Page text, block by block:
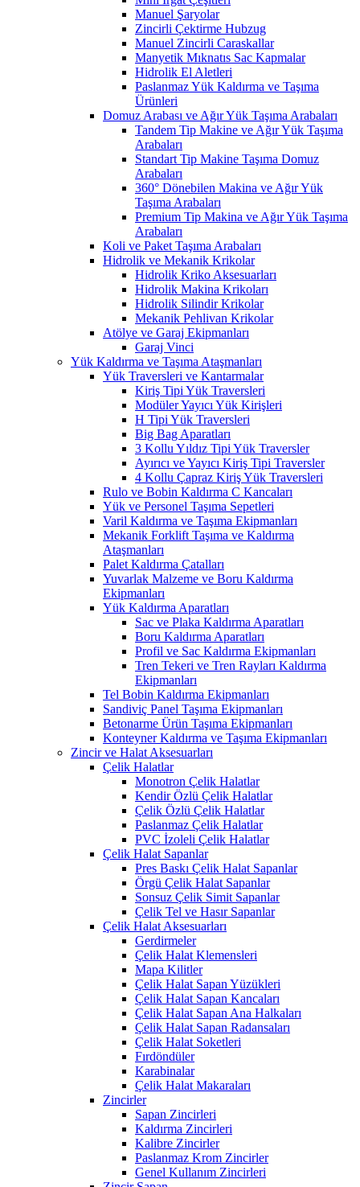
Manuel Şaryolar
Zincirli Çektirme Hubzug
Manuel Zincirli Caraskallar
Manyetik Mıknatıs Sac Kapmalar
Hidrolik El Aletleri
Paslanmaz Yük Kaldırma ve Taşıma
Ürünleri
Domuz Arabası ve Ağır Yük Taşıma Arabaları
Tandem Tip Makine ve Ağır Yük Taşıma
Arabaları
Standart Tip Makine Taşıma Domuz
Arabaları
360° Dönebilen Makina ve Ağır Yük
Taşıma Arabaları
Premium Tip Makina ve Ağır Yük Taşıma
Arabaları
Koli ve Paket Taşıma Arabaları
Hidrolik ve Mekanik Krikolar
Hidrolik Kriko Aksesuarları
Hidrolik Makina Krikoları
Hidrolik Silindir Krikolar
Mekanik Pehlivan Krikolar
Atölye ve Garaj Ekipmanları
Garaj Vinci
Yük Kaldırma ve Taşıma Ataşmanları
Yük Traversleri ve Kantarmalar
Kiriş Tipi Yük Traversleri
Modüler Yayıcı Yük Kirişleri
H Tipi Yük Traversleri
Big Bag Aparatları
3 Kollu Yıldız Tipi Yük Traversler
Ayırıcı ve Yayıcı Kiriş Tipi Traversler
4 Kollu Çapraz Kiriş Yük Traversleri
Rulo ve Bobin Kaldırma C Kancaları
Yük ve Personel Taşıma Sepetleri
Varil Kaldırma ve Taşıma Ekipmanları
Mekanik Forklift Taşıma ve Kaldırma
Ataşmanları
Palet Kaldırma Çatalları
Yuvarlak Malzeme ve Boru Kaldırma
Ekipmanları
Yük Kaldırma Aparatları
Sac ve Plaka Kaldırma Aparatları
Boru Kaldırma Aparatları
Profil ve Sac Kaldırma Ekipmanları
Tren Tekeri ve Tren Rayları Kaldırma
Ekipmanları
Tel Bobin Kaldırma Ekipmanları
Sandiviç Panel Taşıma Ekipmanları
Betonarme Ürün Taşıma Ekipmanları
Konteyner Kaldırma ve Taşıma Ekipmanları
Zincir ve Halat Aksesuarları
Çelik Halatlar
Monotron Çelik Halatlar
Kendir Özlü Çelik Halatlar
Çelik Özlü Çelik Halatlar
Paslanmaz Çelik Halatlar
PVC İzoleli Çelik Halatlar
Çelik Halat Sapanlar
Pres Baskı Çelik Halat Sapanlar
Örgü Çelik Halat Sapanlar
Sonsuz Çelik Simit Sapanlar
Çelik Tel ve Hasır Sapanlar
Çelik Halat Aksesuarları
Gerdirmeler
Çelik Halat Klemensleri
Mapa Kilitler
Çelik Halat Sapan Yüzükleri
Çelik Halat Sapan Kancaları
Çelik Halat Sapan Ana Halkaları
Çelik Halat Sapan Radansaları
Çelik Halat Soketleri
Fırdöndüler
Karabinalar
Çelik Halat Makaraları
Zincirler
Sapan Zincirleri
Kaldırma Zincirleri
Kalibre Zincirler
Paslanmaz Krom Zincirler
Genel Kullanım Zincirleri